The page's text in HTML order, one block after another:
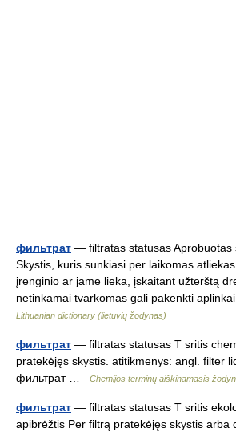
фильтрат — filtratas statusas Aprobuotas
Skystis, kuris sunkiasi per laikomas
įrenginio ar jame lieka, įskaitant užterštą
netinkamai tvarkomas gali pakenkti
Lithuanian dictionary (lietuvių žodynas)
фильтрат — filtratas statusas T sritis
pratekėjęs skystis. atitikmenys: angl. filter
фильтрат …
Chemijos terminų aiškinamasis
фильтрат — filtratas statusas T sritis
apibrėžtis Per filtrą pratekėjęs skystis arba